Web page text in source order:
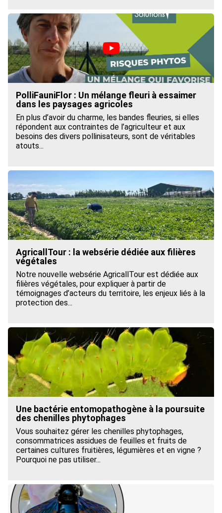
PolliFauniFlor : Un mélange fleuri à essaimer
dans les paysages agricoles
En plus d’avoir du charme, les bandes fleuries, si elles
répondent aux contraintes de l’agriculteur et aux
besoins des divers pollinisateurs, sont de véritables
atouts...
AgricallTour : la websérie dédiée aux filières
végétales
Notre nouvelle websérie AgricallTour est dédiée aux
filières végétales, pour expliquer à partir de
témoignages d’acteurs du territoire, les enjeux liés à la
protection des...
Une bactérie entomopathogène à la poursuite
des chenilles phytophages
Vous souhaitez gérer les chenilles phytophages,
consommatrices assidues de feuilles et fruits de
certaines cultures fruitières, légumières et en vigne ?
Pourquoi ne pas utiliser...